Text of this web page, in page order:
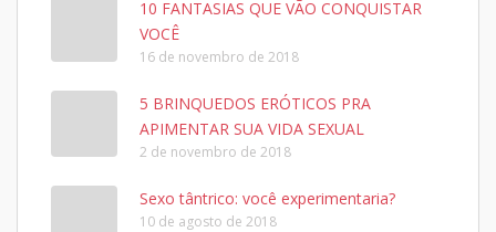
10 FANTASIAS QUE VÃO CONQUISTAR
VOCÊ
16 de novembro de 2018
5 BRINQUEDOS ERÓTICOS PRA
APIMENTAR SUA VIDA SEXUAL
2 de novembro de 2018
Sexo tântrico: você experimentaria?
10 de agosto de 2018